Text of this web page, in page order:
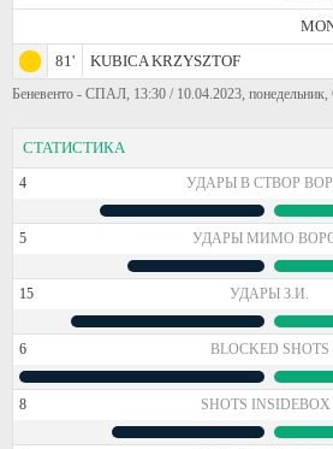
81'
KUBICA KRZYSZTOF
Беневенто - СПАЛ, 13:30 / 10.04.2023,
СТАТИСТИКА
4 УДАРЫ В СТВОР
5 УДАРЫ МИМО
15 УДАРЫ З.И.
6 BLOCKED SHOTS
8 SHOTS INSIDEBOX